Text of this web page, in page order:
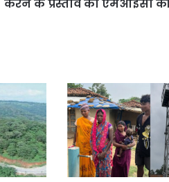
करने के प्रस्ताव को एमआईसी